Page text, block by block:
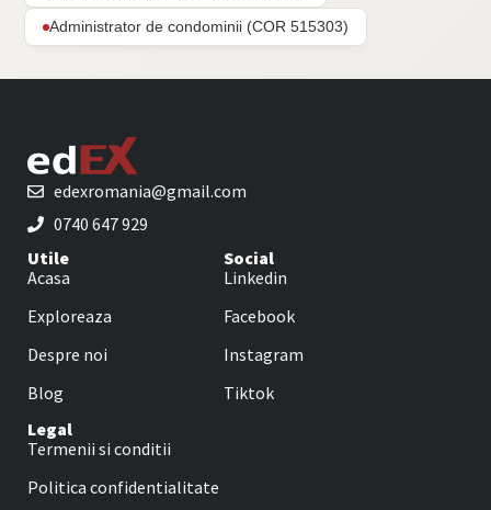
Administrator de condominii (COR 515303)
edexromania@gmail.com
0740 647 929
Utile
Acasa
Exploreaza
Despre noi
Blog
Social
Linkedin
Facebook
Instagram
Tiktok
Legal
Termenii si conditii
Politica confidentialitate